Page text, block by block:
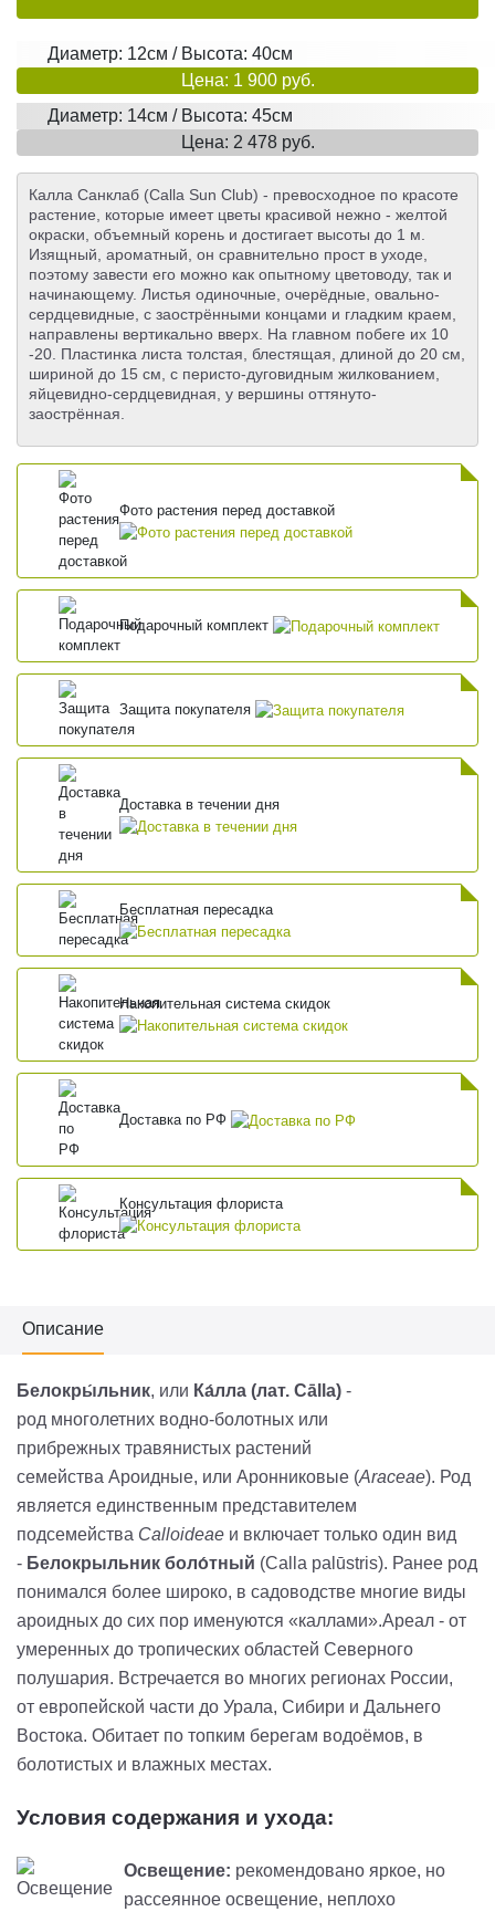
Диаметр: 12см / Высота: 40см
Цена: 1 900 руб.
Диаметр: 14см / Высота: 45см
Цена: 2 478 руб.
Калла Санклаб (Calla Sun Club) - превосходное по красоте
растение, которые имеет цветы красивой нежно - желтой
окраски, объемный корень и достигает высоты до 1 м.
Изящный, ароматный, он сравнительно прост в уходе,
поэтому завести его можно как опытному цветоводу, так и
начинающему. Листья одиночные, очерёдные, овально-
сердцевидные, с заострёнными концами и гладким краем,
направлены вертикально вверх. На главном побеге их 10
-20. Пластинка листа толстая, блестящая, длиной до 20 см,
шириной до 15 см, с перисто-дуговидным жилкованием,
яйцевидно-сердцевидная, у вершины оттянуто-
заострённая.
Фото растения перед доставкой
Подарочный комплект
Защита покупателя
Доставка в течении дня
Бесплатная пересадка
Накопительная система скидок
Доставка по РФ
Консультация флориста
Описание
Белокры́льник, или Ка́лла (лат. Cālla) -
род многолетних водно-болотных или
прибрежных травянистых растений
семейства Ароидные, или Аронниковые (Araceae). Род
является единственным представителем
подсемейства Calloideae и включает только один вид
- Белокрыльник боло́тный (Calla palūstris). Ранее род
понимался более широко, в садоводстве многие виды
ароидных до сих пор именуются «каллами».Ареал - от
умеренных до тропических областей Северного
полушария. Встречается во многих регионах России,
от европейской части до Урала, Сибири и Дальнего
Востока. Обитает по топким берегам водоёмов, в
болотистых и влажных местах.
Условия содержания и ухода:
Освещение: рекомендовано яркое, но
рассеянное освещение, неплохо